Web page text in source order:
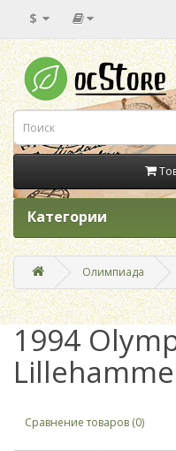
$
Категории
Олимпиада
1994
Сравнение товаров (0)